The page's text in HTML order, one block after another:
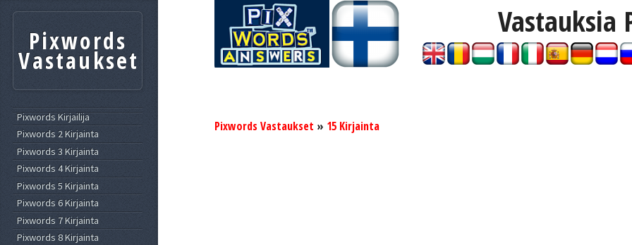
Vastauksia
Pixwords Vastaukset » 15 Kirjainta
Pixwords
Vastaukset
Pixwords Kirjailija
Pixwords 2 Kirjainta
Pixwords 3 Kirjainta
Pixwords 4 Kirjainta
Pixwords 5 Kirjainta
Pixwords 6 Kirjainta
Pixwords 7 Kirjainta
Pixwords 8 Kirjainta